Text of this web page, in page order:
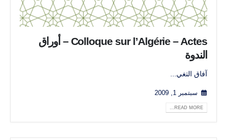
Colloque sur l’Algérie – Actes – أوراق
الندوة
آفاق التغي...
سبتمبر 1, 2009
READ MORE...